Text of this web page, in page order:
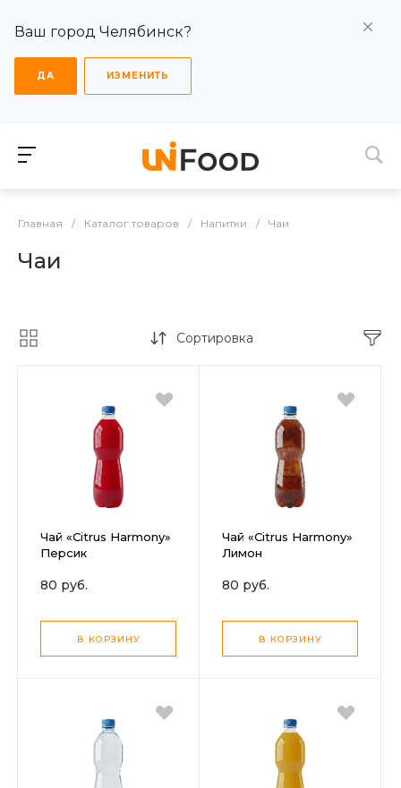
Ваш город Челябинск?
ДА ИЗМЕНИТЬ
Главная / Каталог товаров / Напитки / Чаи
Чаи
Сортировка
Чай «Citrus Harmony»
Персик
80 руб.
В КОРЗИНУ
Чай «Citrus Harmony»
Лимон
80 руб.
В КОРЗИНУ